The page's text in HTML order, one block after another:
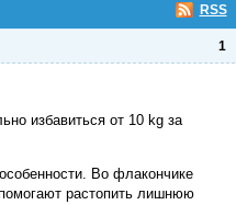
RSS
1
избавиться от 10 kg за
Во флакончике
растопить лишнюю